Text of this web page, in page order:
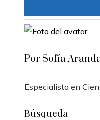
Por Sofía
Especialista en
Búsqueda